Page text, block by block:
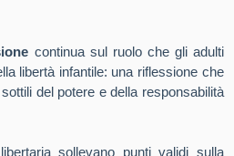
continua sul ruolo che gli adulti
libertà infantile: una riflessione che
del potere e della responsabilità
sollevano punti validi sulla